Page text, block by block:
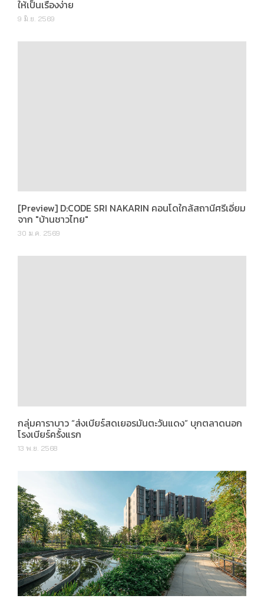
จาก "บ้านชาวไทย"
30 ม.ค. 2569
โรงเบียร์ครั้งแรก
13 พ.ย. 2568
จิณณ์ เวลบีอิ้ง เคาน์ตี้ Wellness Residences ครบครันที่สุด